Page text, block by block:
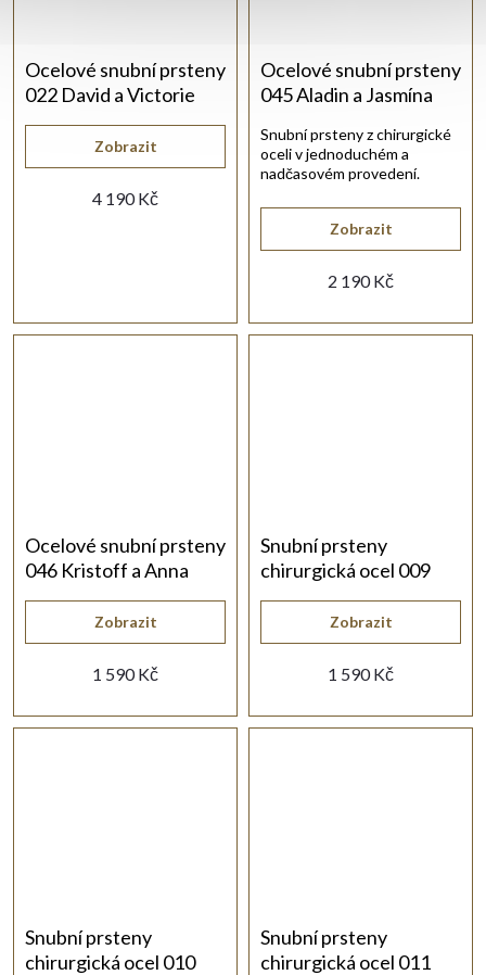
Ocelové snubní prsteny
022 David a Victorie
4 190 Kč
Zobrazit
Ocelové snubní prsteny
045 Aladin a Jasmína
2 190 Kč
Zobrazit
Snubní prsteny z chirurgické
oceli v jednoduchém a
nadčasovém provedení.
mm, pánský prsten 3,00 mm.
Prsteny jsou vyráběny na
objednání s dodací dobou 5–
10 pracovních dní.
Ocelové snubní prsteny
046 Kristoff a Anna
1 590 Kč
Zobrazit
Snubní prsteny
chirurgická ocel 009
Evžen a Taťána
1 590 Kč
Zobrazit
Snubní prsteny
chirurgická ocel 010
Snubní prsteny
chirurgická ocel 011